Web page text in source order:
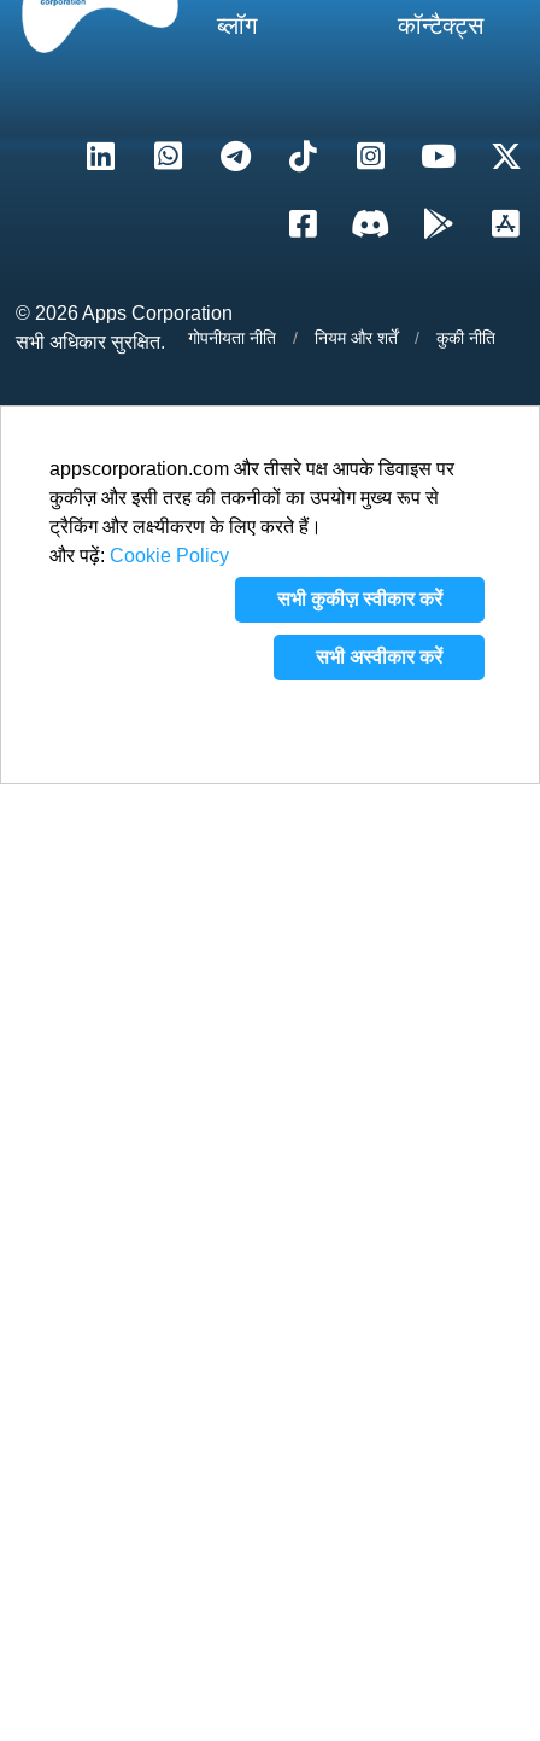
15 पहेली गेम का
अधिक...
ब्लॉग कॉन्टैक्ट्स
© 2026Apps Corporation
सभी अधिकार सुरक्षित.
गोपनीयता नीति / नियम और शर्तें / कुकी नीति
appscorporation.com और तीसरे पक्ष आपके डिवाइस पर
कुकीज़ और इसी तरह की तकनीकों का उपयोग मुख्य रूप से
ट्रैकिंग और लक्ष्यीकरण के लिए करते हैं।
और पढ़ें: Cookie Policy
सभी कुकीज़ स्वीकार करें
सभी अस्वीकार करें